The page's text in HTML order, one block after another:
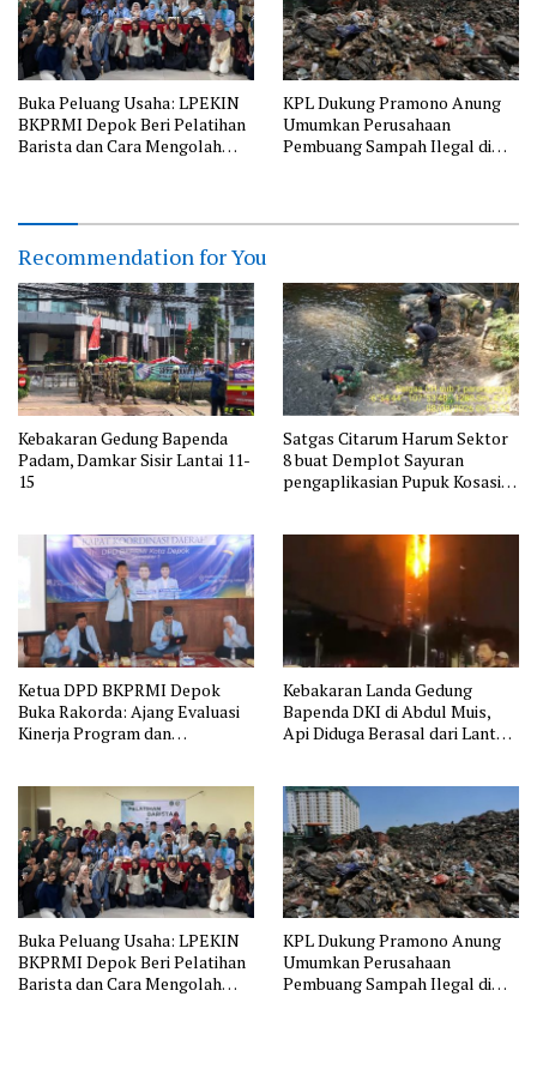
Buka Peluang Usaha: LPEKIN
BKPRMI Depok Beri Pelatihan
Barista dan Cara Mengolah
KPL Dukung Pramono Anung
Umumkan Perusahaan
Pembuang Sampah Ilegal di
Recommendation for You
Kebakaran Gedung Bapenda
Padam, Damkar Sisir Lantai 11-
15
Satgas Citarum Harum Sektor
8 buat Demplot Sayuran
pengaplikasian Pupuk Kosasih
Ternak di Wilayah Binaan
Ketua DPD BKPRMI Depok
Buka Rakorda: Ajang Evaluasi
Kinerja Program dan
Kebakaran Landa Gedung
Bapenda DKI di Abdul Muis,
Api Diduga Berasal dari Lantai
Buka Peluang Usaha: LPEKIN
BKPRMI Depok Beri Pelatihan
Barista dan Cara Mengolah
KPL Dukung Pramono Anung
Umumkan Perusahaan
Pembuang Sampah Ilegal di